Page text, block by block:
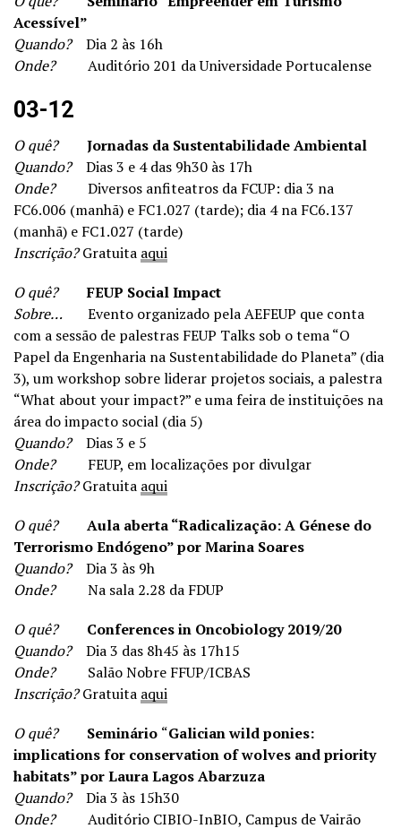
Acessível”
Quando?Dia 2 às 16h
Onde?Auditório 201 da Universidade Portucalense
03-12
O quê?
Jornadas da Sustentabilidade Ambiental
Quando?Dias 3 e 4 das 9h30 às 17h
Onde?Diversos anfiteatros da FCUP: dia 3 na
FC6.006 (manhã) e FC1.027 (tarde); dia 4 na FC6.137
(manhã) e FC1.027 (tarde)
Inscrição?Gratuita aqui
O quê?
FEUP Social Impact
Sobre… Evento organizado pela AEFEUP que conta
com a sessão de palestras FEUP Talks sob o tema “O
Papel da Engenharia na Sustentabilidade do Planeta” (dia
3), um workshop sobre liderar projetos sociais, a palestra
“What about your impact?” e uma feira de instituições na
área do impacto social (dia 5)
Quando?Dias 3 e 5
Onde?FEUP, em localizações por divulgar
Inscrição?Gratuita aqui
O quê?
Aula aberta “Radicalização: A Génese do
Terrorismo Endógeno” por Marina Soares
Quando?Dia 3 às 9h
Onde?Na sala 2.28 da FDUP
O quê?
Conferences in Oncobiology 2019/20
Quando?Dia 3 das 8h45 às 17h15
Onde?Salão Nobre FFUP/ICBAS
Inscrição?Gratuita aqui
O quê?
Seminário “Galician wild ponies:
implications for conservation of wolves and priority
habitats” por Laura Lagos Abarzuza
Quando?Dia 3 às 15h30
Onde?Auditório CIBIO-InBIO, Campus de Vairão